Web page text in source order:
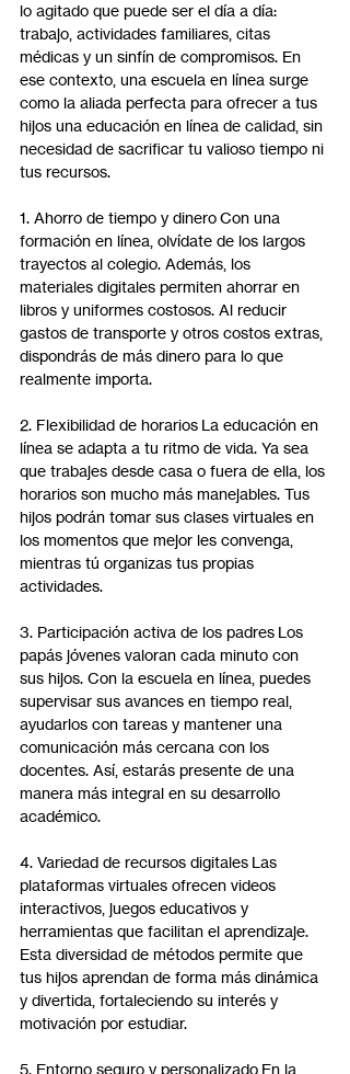
lo agitado que puede ser el día a día:
trabajo, actividades familiares, citas
médicas y un sinfín de compromisos. En
ese contexto, una escuela en línea surge
como la aliada perfecta para ofrecer a tus
hijos una educación en línea de calidad, sin
necesidad de sacrificar tu valioso tiempo ni
tus recursos.
1. Ahorro de tiempo y dinero Con una
formación en línea, olvídate de los largos
trayectos al colegio. Además, los
materiales digitales permiten ahorrar en
libros y uniformes costosos. Al reducir
gastos de transporte y otros costos extras,
dispondrás de más dinero para lo que
realmente importa.
2. Flexibilidad de horarios La educación en
línea se adapta a tu ritmo de vida. Ya sea
que trabajes desde casa o fuera de ella, los
horarios son mucho más manejables. Tus
hijos podrán tomar sus clases virtuales en
los momentos que mejor les convenga,
mientras tú organizas tus propias
actividades.
3. Participación activa de los padres Los
papás jóvenes valoran cada minuto con
sus hijos. Con la escuela en línea, puedes
supervisar sus avances en tiempo real,
ayudarlos con tareas y mantener una
comunicación más cercana con los
docentes. Así, estarás presente de una
manera más integral en su desarrollo
académico.
4. Variedad de recursos digitales Las
plataformas virtuales ofrecen videos
interactivos, juegos educativos y
herramientas que facilitan el aprendizaje.
Esta diversidad de métodos permite que
tus hijos aprendan de forma más dinámica
y divertida, fortaleciendo su interés y
motivación por estudiar.
5. Entorno seguro y personalizado En la